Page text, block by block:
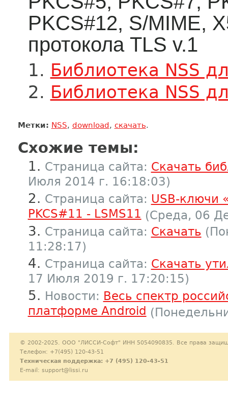
PKCS#12, S/MIME,
протокола TLS v.1
Библиотека NSS
Библиотека NSS
Метки: NSS, download, скачать.
Схожие темы:
Страница сайта: Скачать
Июля 2014 г. 16:18:03)
Страница сайта: USB-ключи
PKCS#11 - LSMS11 (Среда, 06
Страница сайта: Скачать
11:28:17)
Страница сайта: Скачать
17 Июля 2019 г. 17:20:15)
Новости: Весь спектр
платформе Android
© 2002-2025. ООО "ЛИССИ-Софт" ИНН 5054090835. Все права
Телефон: +7(495) 120-43-51
Техническая поддержка: +7 (495) 120-43-51
E-mail: support@lissi.ru